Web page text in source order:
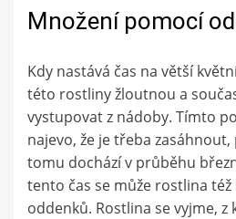
Množení pomocí
Kdy nastává čas na větší
této rostliny žloutnou a
vystupovat z nádoby. Tímto
najevo, že je třeba
tomu dochází v průběhu
tento čas se může rostlina
oddenků. Rostlina se vyjme, z